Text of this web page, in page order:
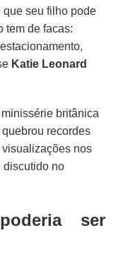
que seu filho pode
tem de facas:
Katie Leonard
britânica
quebrou recordes
nos
discutido no
ser